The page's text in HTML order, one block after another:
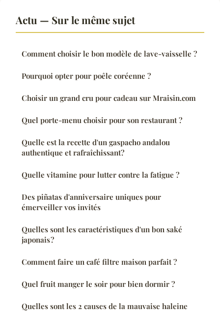
Actu — Sur le même sujet
Comment choisir le bon modèle de lave-vaisselle ?
Pourquoi opter pour poêle coréenne ?
Choisir un grand cru pour cadeau sur Mraisin.com
Quel porte-menu choisir pour son restaurant ?
Quelle est la recette d'un gaspacho andalou
authentique et rafraîchissant?
Quelle vitamine pour lutter contre la fatigue ?
Des piñatas d'anniversaire uniques pour
émerveiller vos invités
Quelles sont les caractéristiques d'un bon saké
japonais ?
Comment faire un café filtre maison parfait ?
Quel fruit manger le soir pour bien dormir ?
Quelles sont les 2 causes de la mauvaise haleine